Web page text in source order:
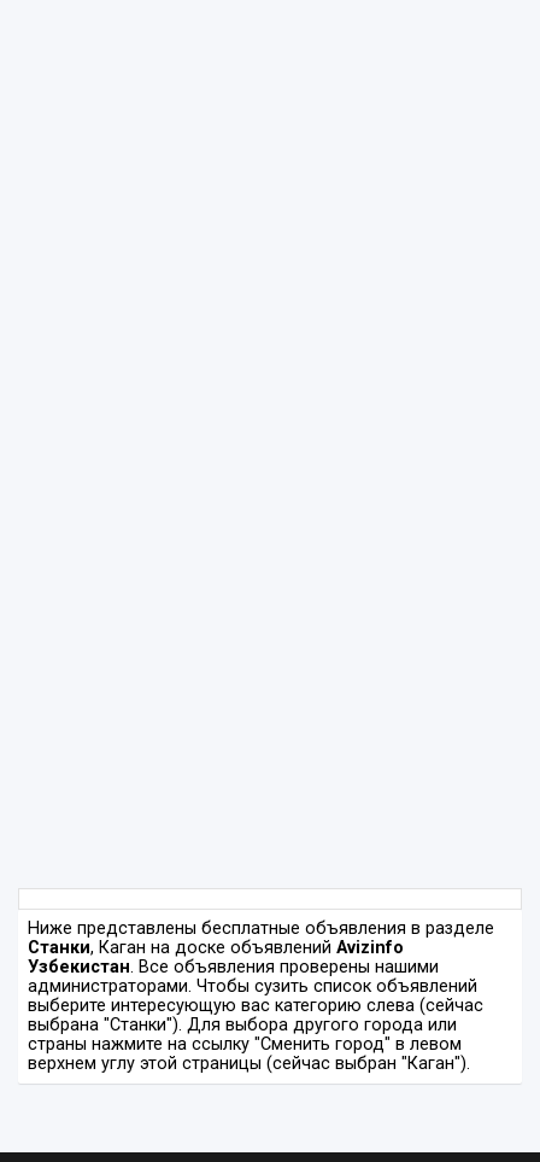
Ниже представлены бесплатные объявления в разделе
Станки, Каган на доске объявлений Avizinfo
Узбекистан. Все объявления проверены нашими
администраторами. Чтобы сузить список объявлений
выберите интересующую вас категорию слева (сейчас
выбрана "Станки"). Для выбора другого города или
страны нажмите на ссылку "Сменить город" в левом
верхнем углу этой страницы (сейчас выбран "Каган").